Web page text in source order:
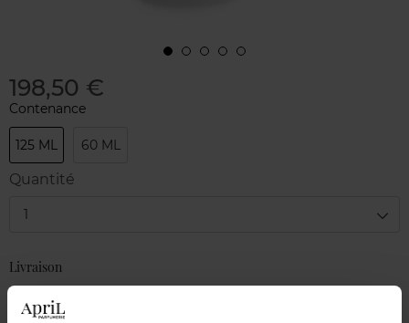
198,50 €
Contenance
125 ML 60 ML
Quantité
1
Livraison
Cet article n'est plus disponible pour le moment